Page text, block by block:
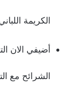
الكريمة
أضيفي الان
الشرائح مع